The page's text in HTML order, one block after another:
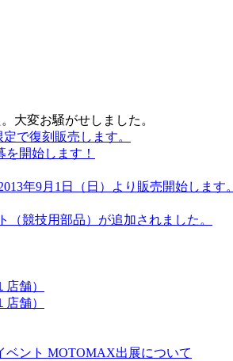
大変お騒がせしました。
で復刻販売します。
開始します！
年9月1日（日）より販売開始します。
（競技用部品）が追加されました。
舗）
舗）
ベント MOTOMAX出展について